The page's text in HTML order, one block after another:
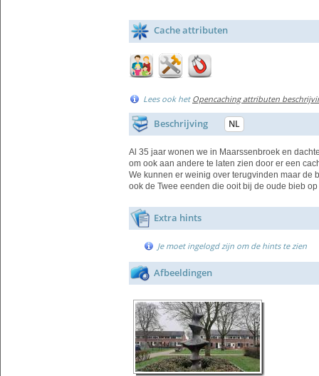
Cache attributen
Lees ook het Opencaching attributen
Beschrijving NL
Al 35 jaar wonen we in Maarssenbroek en
om ook aan andere te laten zien door er een
We kunnen er weinig over terugvinden maar de
ook de Twee eenden die ooit bij de oude bieb
Extra hints
Je moet ingelogd zijn om de hints te zien
Afbeeldingen